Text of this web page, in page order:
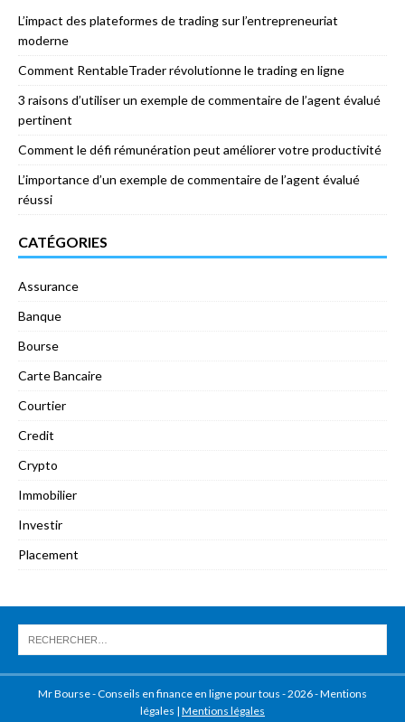
L’impact des plateformes de trading sur l’entrepreneuriat
moderne
Comment RentableTrader révolutionne le trading en ligne
3 raisons d’utiliser un exemple de commentaire de l’agent évalué
pertinent
Comment le défi rémunération peut améliorer votre productivité
L’importance d’un exemple de commentaire de l’agent évalué
réussi
CATÉGORIES
Assurance
Banque
Bourse
Carte Bancaire
Courtier
Credit
Crypto
Immobilier
Investir
Placement
Mr Bourse - Conseils en finance en ligne pour tous - 2026 - Mentions
légales | Mentions légales